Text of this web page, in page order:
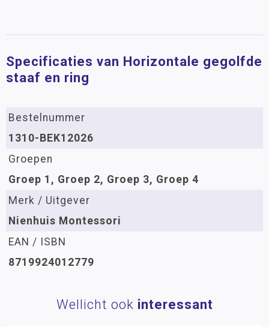
Specificaties van Horizontale gegolfde
staaf en ring
Bestelnummer
1310-BEK12026
Groepen
Groep 1, Groep 2, Groep 3, Groep 4
Merk / Uitgever
Nienhuis Montessori
EAN / ISBN
8719924012779
Wellicht ook interessant